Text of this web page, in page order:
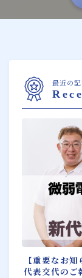
最近の記
【重要なお
代表交代のご